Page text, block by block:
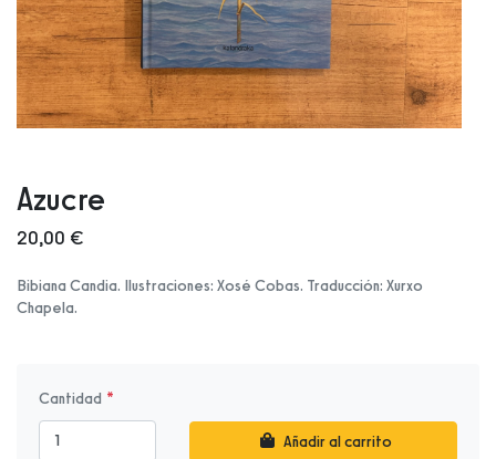
Azucre
20,00 €
Bibiana Candia. Ilustraciones: Xosé Cobas. Traducción: Xurxo
Chapela.
Cantidad
Añadir al carrito